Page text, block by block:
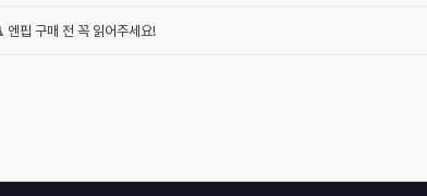
엔핍 구매 전 꼭 읽어주세요!